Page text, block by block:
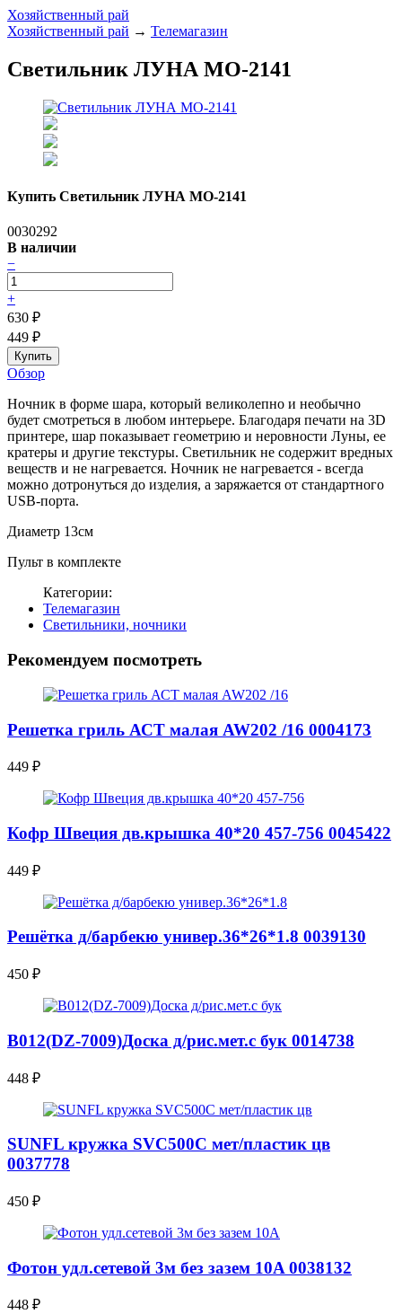
Хозяйственный рай
Хозяйственный рай → Телемагазин
Светильник ЛУНА МО-2141
Купить Светильник ЛУНА МО-2141
0030292
В наличии
−
+
630 ₽
449 ₽
Обзор
Ночник в форме шара, который великолепно и необычно
будет смотреться в любом интерьере. Благодаря печати на 3D
принтере, шар показывает геометрию и неровности Луны, ее
кратеры и другие текстуры. Светильник не содержит вредных
веществ и не нагревается. Ночник не нагревается - всегда
можно дотронуться до изделия, а заряжается от стандартного
USB-порта.
Диаметр 13см
Пульт в комплекте
Категории:
Телемагазин
Светильники, ночники
Рекомендуем посмотреть
Решетка гриль АСТ малая AW202 /16 0004173
449 ₽
Кофр Швеция дв.крышка 40*20 457-756 0045422
449 ₽
Решётка д/барбекю универ.36*26*1.8 0039130
450 ₽
В012(DZ-7009)Доска д/рис.мет.с бук 0014738
448 ₽
SUNFL кружка SVC500С мет/пластик цв
0037778
450 ₽
Фотон удл.сетевой 3м без зазем 10A 0038132
448 ₽